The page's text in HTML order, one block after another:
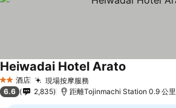
2 星級酒店 現場按摩服務
Heiwadai Hotel Arato
6.6 2,835 距離Tojinmachi Station 0.9 公里